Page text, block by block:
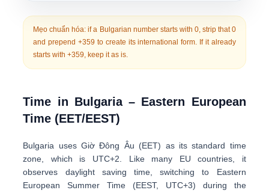
Mẹo chuẩn hóa: if a Bulgarian number starts with 0, strip that 0
and prepend +359 to create its international form. If it already
starts with +359, keep it as is.
Time in Bulgaria – Eastern European
Time (EET/EEST)
Bulgaria uses Giờ Đông Âu (EET) as its standard time
zone, which is
UTC+2 . Like many EU countries, it
observes daylight saving time, switching to
Eastern
European Summer Time (EEST, UTC+3)
during the